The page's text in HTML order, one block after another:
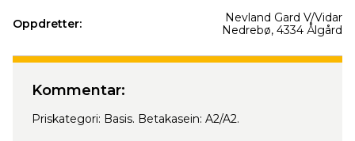
Oppdretter:
Nevland Gard V/Vidar
Nedrebø, 4334 Ålgård
Produkter
Kommentar:
Priskategori: Basis. Betakasein: A2/A2.